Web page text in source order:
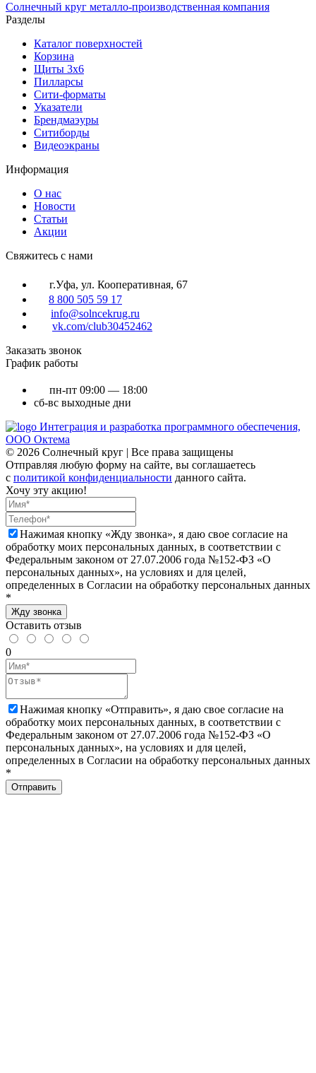
Солнечный круг металло-производственная компания
Разделы
Каталог поверхностей
Корзина
Щиты 3х6
Пилларсы
Сити-форматы
Указатели
Брендмаэуры
Ситиборды
Видеоэкраны
Информация
О нас
Новости
Статьи
Акции
Cвяжитесь с нами
г.Уфа, ул. Кооперативная, 67
8 800 505 59 17
info@solncekrug.ru
vk.com/club30452462
Заказать звонок
График работы
пн-пт 09:00 — 18:00
сб-вс выходные дни
Интеграция и разработка программного обеспечения,
ООО Октема
© 2026 Солнечный круг | Все права защищены
Отправляя любую форму на сайте, вы соглашаетесь
с политикой конфиденциальности данного сайта.
Хочу эту акцию!
Нажимая кнопку «Жду звонка», я даю свое согласие на
обработку моих персональных данных, в соответствии с
Федеральным законом от 27.07.2006 года №152-ФЗ «О
персональных данных», на условиях и для целей,
определенных в Согласии на обработку персональных данных
*
Жду звонка
Оставить отзыв
0
Нажимая кнопку «Отправить», я даю свое согласие на
обработку моих персональных данных, в соответствии с
Федеральным законом от 27.07.2006 года №152-ФЗ «О
персональных данных», на условиях и для целей,
определенных в Согласии на обработку персональных данных
*
Отправить